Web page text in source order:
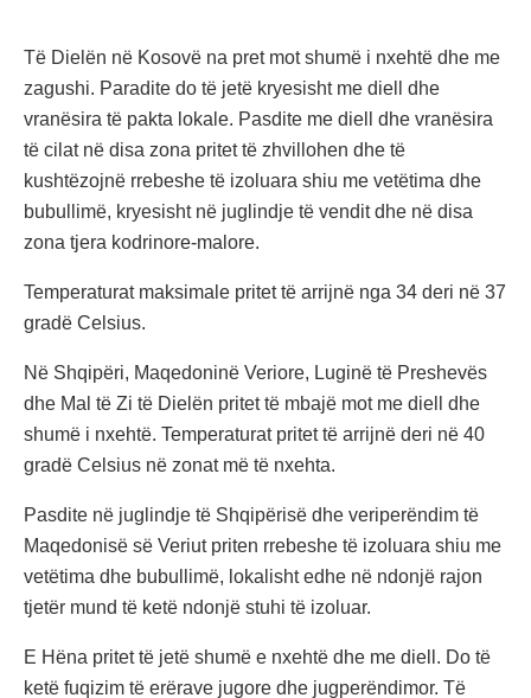
Të Dielën në Kosovë na pret mot shumë i nxehtë dhe me
zagushi. Paradite do të jetë kryesisht me diell dhe
vranësira të pakta lokale. Pasdite me diell dhe vranësira
të cilat në disa zona pritet të zhvillohen dhe të
kushtëzojnë rrebeshe të izoluara shiu me vetëtima dhe
bubullimë, kryesisht në juglindje të vendit dhe në disa
zona tjera kodrinore-malore.
Temperaturat maksimale pritet të arrijnë nga 34 deri në 37
gradë Celsius.
Në Shqipëri, Maqedoninë Veriore, Luginë të Preshevës
dhe Mal të Zi të Dielën pritet të mbajë mot me diell dhe
shumë i nxehtë. Temperaturat pritet të arrijnë deri në 40
gradë Celsius në zonat më të nxehta.
Pasdite në juglindje të Shqipërisë dhe veriperëndim të
Maqedonisë së Veriut priten rrebeshe të izoluara shiu me
vetëtima dhe bubullimë, lokalisht edhe në ndonjë rajon
tjetër mund të ketë ndonjë stuhi të izoluar.
E Hëna pritet të jetë shumë e nxehtë dhe me diell. Do të
ketë fuqizim të erërave jugore dhe jugperëndimor. Të